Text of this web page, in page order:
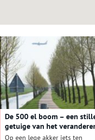
De 500 el boom – een
getuige van het
landschap
Op een lege akker iets ten